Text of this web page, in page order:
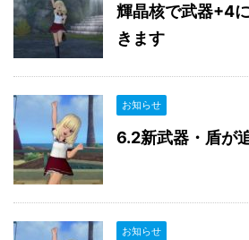
輝晶核で武器+4
きます
お知らせ
6.2新武器・盾が
お知らせ